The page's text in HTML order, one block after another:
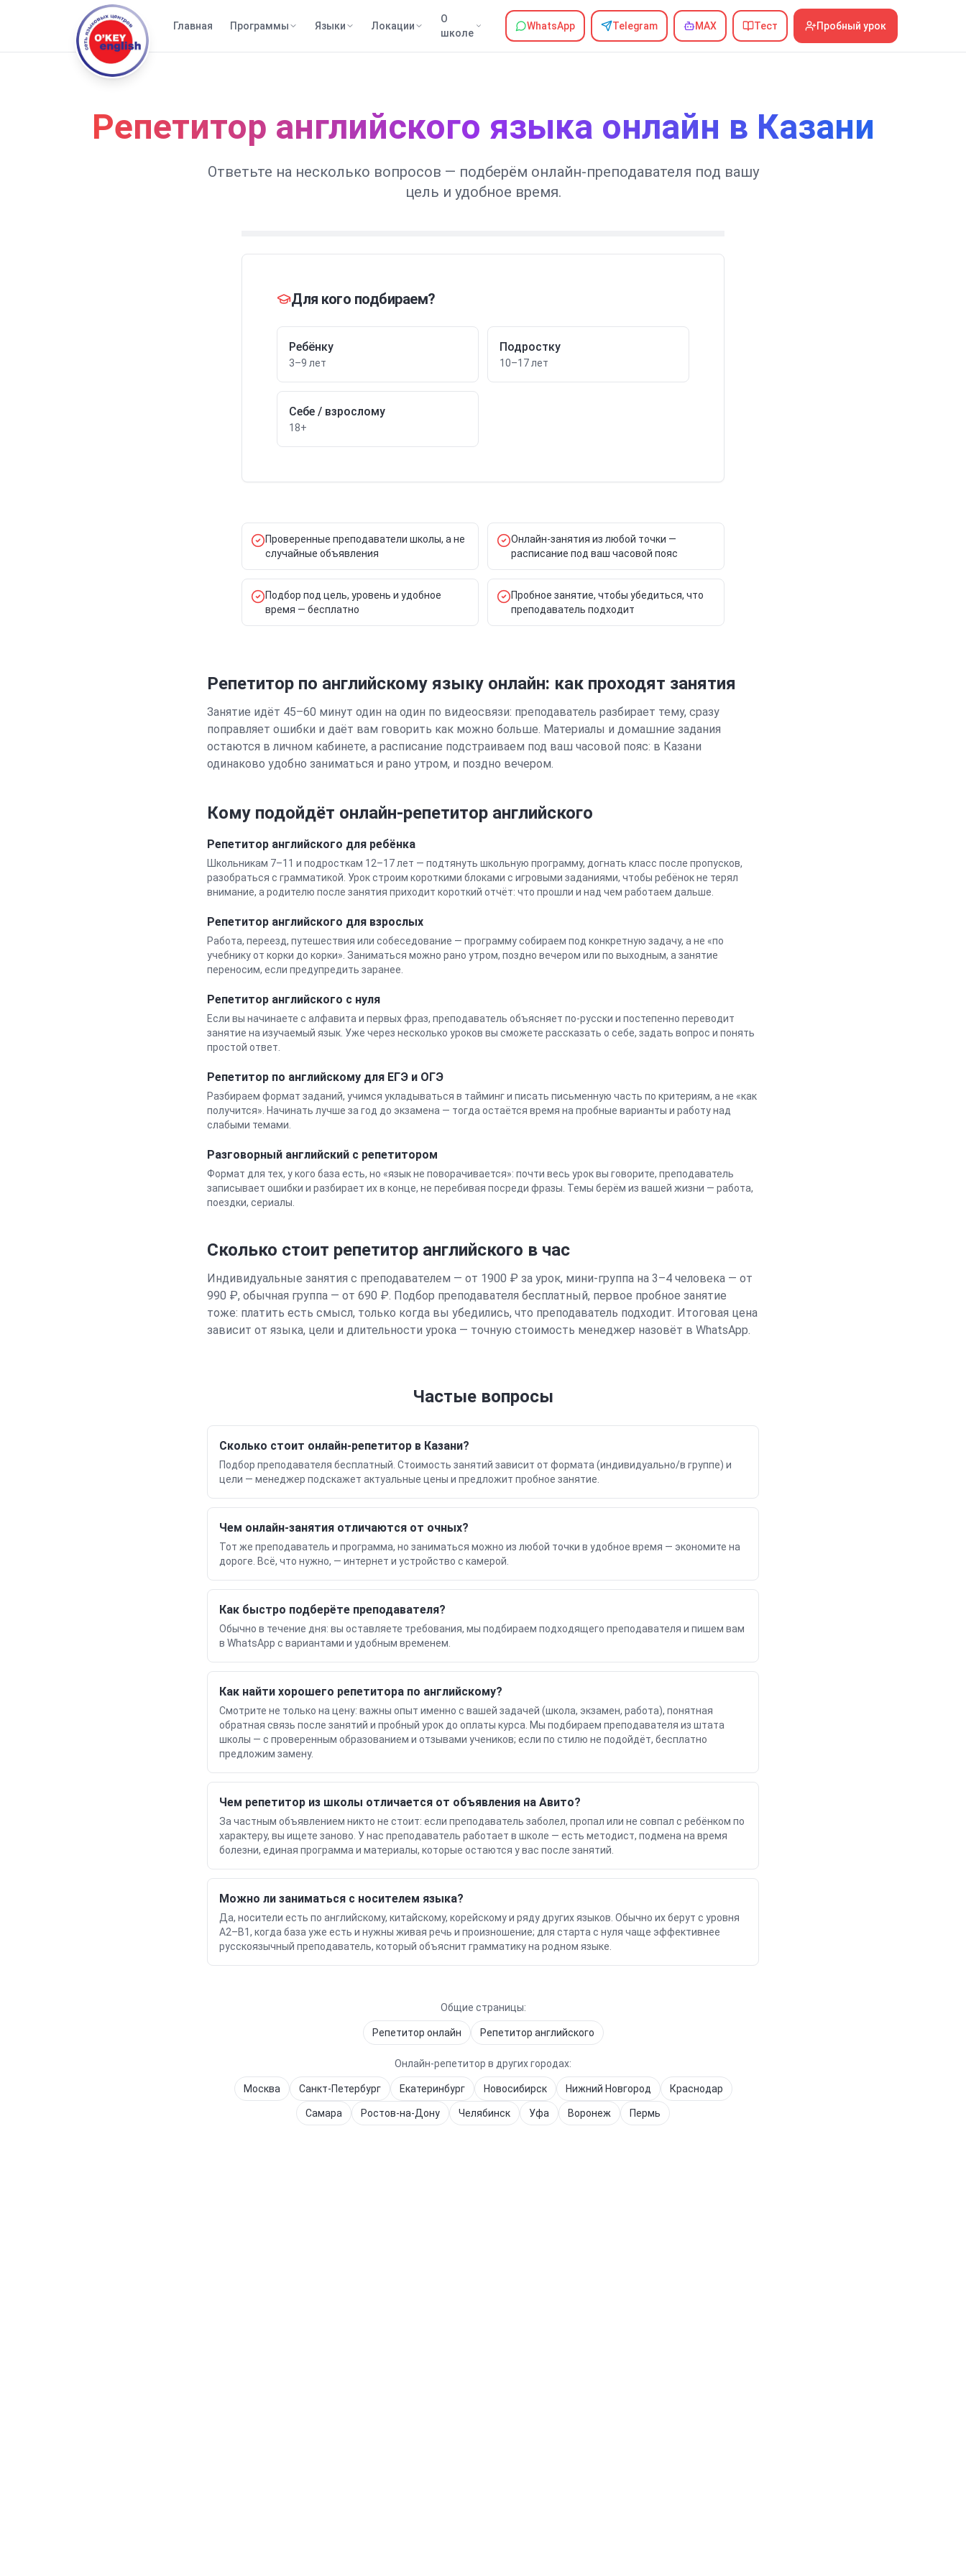
Главная Программы Языки Локации
О
школе
WhatsApp Telegram MAX Тест Пробный урок
Репетитор английского языка онлайн в Казани
Ответьте на несколько вопросов — подберём онлайн-преподавателя под вашу
цель и удобное время.
Для кого подбираем?
Ребёнку
3–9 лет
Подростку
10–17 лет
Себе / взрослому
18+
Проверенные преподаватели школы, а не
случайные объявления
Онлайн-занятия из любой точки —
расписание под ваш часовой пояс
Подбор под цель, уровень и удобное
время — бесплатно
Пробное занятие, чтобы убедиться, что
преподаватель подходит
Репетитор по английскому языку онлайн: как проходят занятия
Занятие идёт 45–60 минут один на один по видеосвязи: преподаватель разбирает тему, сразу
поправляет ошибки и даёт вам говорить как можно больше. Материалы и домашние задания
остаются в личном кабинете, а расписание подстраиваем под ваш часовой пояс: в Казани
одинаково удобно заниматься и рано утром, и поздно вечером.
Кому подойдёт онлайн-репетитор английского
Репетитор английского для ребёнка
Школьникам 7–11 и подросткам 12–17 лет — подтянуть школьную программу, догнать класс после пропусков,
разобраться с грамматикой. Урок строим короткими блоками с игровыми заданиями, чтобы ребёнок не терял
внимание, а родителю после занятия приходит короткий отчёт: что прошли и над чем работаем дальше.
Репетитор английского для взрослых
Работа, переезд, путешествия или собеседование — программу собираем под конкретную задачу, а не «по
учебнику от корки до корки». Заниматься можно рано утром, поздно вечером или по выходным, а занятие
переносим, если предупредить заранее.
Репетитор английского с нуля
Если вы начинаете с алфавита и первых фраз, преподаватель объясняет по-русски и постепенно переводит
занятие на изучаемый язык. Уже через несколько уроков вы сможете рассказать о себе, задать вопрос и понять
простой ответ.
Репетитор по английскому для ЕГЭ и ОГЭ
Разбираем формат заданий, учимся укладываться в тайминг и писать письменную часть по критериям, а не «как
получится». Начинать лучше за год до экзамена — тогда остаётся время на пробные варианты и работу над
слабыми темами.
Разговорный английский с репетитором
Формат для тех, у кого база есть, но «язык не поворачивается»: почти весь урок вы говорите, преподаватель
записывает ошибки и разбирает их в конце, не перебивая посреди фразы. Темы берём из вашей жизни — работа,
поездки, сериалы.
Сколько стоит репетитор английского в час
Индивидуальные занятия с преподавателем — от 1900 ₽ за урок, мини-группа на 3–4 человека — от
990 ₽, обычная группа — от 690 ₽. Подбор преподавателя бесплатный, первое пробное занятие
тоже: платить есть смысл, только когда вы убедились, что преподаватель подходит. Итоговая цена
зависит от языка, цели и длительности урока — точную стоимость менеджер назовёт в WhatsApp.
Частые вопросы
Сколько стоит онлайн-репетитор в Казани?
Подбор преподавателя бесплатный. Стоимость занятий зависит от формата (индивидуально/в группе) и
цели — менеджер подскажет актуальные цены и предложит пробное занятие.
Чем онлайн-занятия отличаются от очных?
Тот же преподаватель и программа, но заниматься можно из любой точки в удобное время — экономите на
дороге. Всё, что нужно, — интернет и устройство с камерой.
Как быстро подберёте преподавателя?
Обычно в течение дня: вы оставляете требования, мы подбираем подходящего преподавателя и пишем вам
в WhatsApp с вариантами и удобным временем.
Как найти хорошего репетитора по английскому?
Смотрите не только на цену: важны опыт именно с вашей задачей (школа, экзамен, работа), понятная
обратная связь после занятий и пробный урок до оплаты курса. Мы подбираем преподавателя из штата
школы — с проверенным образованием и отзывами учеников; если по стилю не подойдёт, бесплатно
предложим замену.
Чем репетитор из школы отличается от объявления на Авито?
За частным объявлением никто не стоит: если преподаватель заболел, пропал или не совпал с ребёнком по
характеру, вы ищете заново. У нас преподаватель работает в школе — есть методист, подмена на время
болезни, единая программа и материалы, которые остаются у вас после занятий.
Можно ли заниматься с носителем языка?
Да, носители есть по английскому, китайскому, корейскому и ряду других языков. Обычно их берут с уровня
A2–B1, когда база уже есть и нужны живая речь и произношение; для старта с нуля чаще эффективнее
русскоязычный преподаватель, который объяснит грамматику на родном языке.
Общие страницы:
Репетитор онлайн Репетитор английского
Онлайн-репетитор в других городах:
Москва Санкт-Петербург Екатеринбург Новосибирск Нижний Новгород Краснодар
Самара Ростов-на-Дону Челябинск Уфа Воронеж Пермь